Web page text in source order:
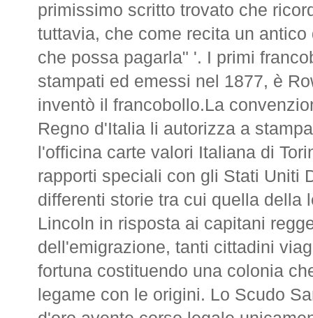
primissimo scritto trovato che
tuttavia, che come recita un
che possa pagarla" '. I primi
stampati ed emessi nel 1877, è
inventò il francobollo.La
Regno d'Italia li autorizza a
l'officina carte valori Italiana di
rapporti speciali con gli Stati Uniti
differenti storie tra cui quella della
Lincoln in risposta ai capitani
dell'emigrazione, tanti cittadini
fortuna costituendo una colonia
legame con le origini. Lo Scudo